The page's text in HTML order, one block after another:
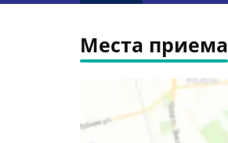
Места приема